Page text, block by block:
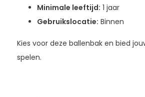
Minimale leeftijd: 1 jaar
Gebruikslocatie: Binnen
Kies voor deze ballenbak en bied
spelen.